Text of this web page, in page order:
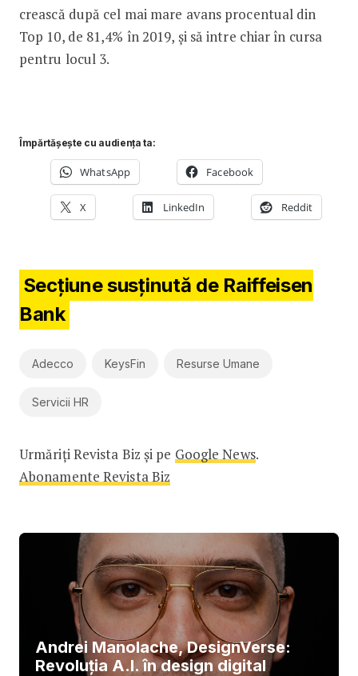
crească după cel mai mare avans procentual din
Top 10, de 81,4% în 2019, și să intre chiar în cursa
pentru locul 3.
Împărtășește cu audiența ta:
WhatsApp Facebook
X LinkedIn Reddit
Secțiune susținută de Raiffeisen
Bank
Adecco KeysFin Resurse Umane
Servicii HR
Urmăriți Revista Biz și pe Google News.
Abonamente Revista Biz
Andrei Manolache, DesignVerse:
Revoluția A.I. în design digital